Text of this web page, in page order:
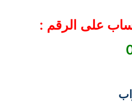
على الرقم :